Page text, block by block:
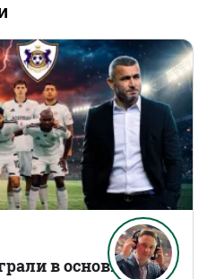
в основному